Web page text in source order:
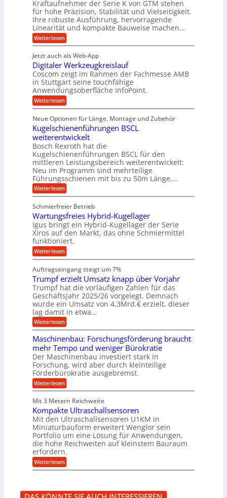
c
h
i
n
d
e
t
i
e
b
e
f
ü
r
r
a
u
e
U
m
g
e
b
u
n
g
e
n
d
A
u
f
t
r
a
g
s
e
i
g
a
n
g
s
e
,
w
e
n
i
g
e
r
S
t
e
l
l
e
n
s
t
a
n
g
e
n
e
t
r
i
e
b
e
f
r
p
r
ä
z
i
s
e
H
u
b
e
w
e
g
u
n
g
e
Kraftaufnehmer der Serie K von GTM stehen
für hohe Präzision, Stabilität und Vielseitigkeit.
Ihre robuste Ausführung, hervorragende
Linearität und kompakte Bauweise machen…
Weiterlesen:
P
ä
z
i
s
i
o
n
f
r
A
u
t
o
m
o
t
i
v
e
n
d
M
a
s
c
h
i
e
n
b
a
u
Jetzt auch als Web-App
Digitaler Werkzeugkreislauf
Coscom zeigt im Rahmen der Fachmesse AMB
in Stuttgart seine touchfähige
Anwendungsoberfläche InfoPoint.
Weiterlesen:
D
g
i
t
a
l
e
r
W
e
r
k
z
e
u
g
k
r
e
i
s
a
u
Neue Optionen für Länge, Montage und Zubehör
Kugelschienenführungen BSCL
weiterentwickelt
Bosch Rexroth hat die
Kugelschienenführungen BSCL für den
mittleren Leistungsbereich weiterentwickelt:
Neu im Programm sind mehrteilige
Führungsschienen mit bis zu 50m Länge,…
Weiterlesen:
K
g
e
l
s
c
h
i
e
e
n
f
ü
h
r
u
n
g
e
n
B
S
C
L
w
e
i
t
e
r
e
n
t
w
i
c
k
e
Schmierfreier Betrieb
Wartungsfreies Hybrid-Kugellager
Igus bringt ein Hybrid-Kugellager der Serie
Xiros auf den Markt, das ohne Schmiermittel
funktioniert.
Weiterlesen:
W
r
t
u
n
g
s
r
e
e
s
H
y
b
r
i
d
-
u
g
e
l
a
g
e
r
Auftragseingang steigt um 7%
Trumpf erzielt Umsatz knapp über Vorjahr
Trumpf hat die vorläufigen Zahlen für das
Geschäftsjahr 2025/26 vorgelegt. Demnach
wurde ein Umsatz von 4,3Mrd.€ erzielt, dieser
lag damit in etwa…
Weiterlesen:
T
u
m
p
f
e
r
z
i
e
t
U
m
s
a
t
z
k
n
p
Maschinenbau: Forschungsförderung braucht
mehr Tempo und weniger Bürokratie
Der Maschinenbau investiert stark in
Forschung, wird aber durch kleinteilige
Förderbürokratie ausgebremst.
Weiterlesen:
M
s
c
h
i
n
e
n
b
a
u
r
Mit 3 Metern Reichweite
Kompakte Ultraschallsensoren
Mit den Ultraschallsensoren U1KM in
Miniaturbauform erweitert Wenglor sein
Portfolio um eine Lösung für Anwendungen,
die hohe Reichweiten auf kleinstem Bauraum
erfordern.
Weiterlesen:
K
p